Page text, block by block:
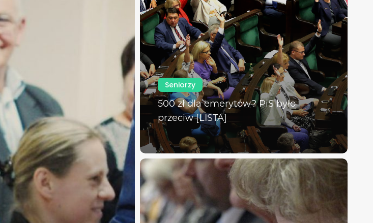
Seniorzy
500 zł dla emerytów? PiS było
przeciw [LISTA]